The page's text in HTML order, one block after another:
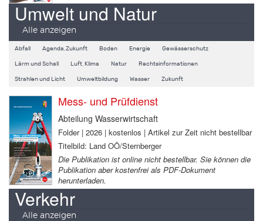
Umwelt und Natur
Alle anzeigen
Abfall Agenda.Zukunft Boden Energie Gewässerschutz
Lärm und Schall Luft, Klima Natur Rechtsinformationen
Strahlen und Licht Umweltbildung Wasser Zukunft
Mess- und Prüfdienst
Abteilung Wasserwirtschaft
Folder | 2026 | kostenlos | Artikel zur Zeit nicht bestellbar
Titelbild: Land OÖ/Sternberger
Die Publikation ist online nicht bestellbar. Sie können die
Publikation aber kostenfrei als PDF-Dokument
herunterladen.
Verkehr
Alle anzeigen